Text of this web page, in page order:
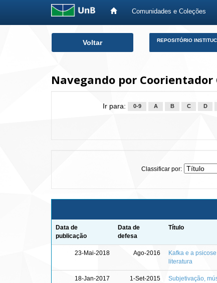
Comunidades e Coleções
Voltar REPOSITÓRIO
Navegando por
Ir para: 0-9 A B C D
Classificar por:
Data de
publicação
Data de
defesa
Título
23-Mai-2018 Ago-2016
Kafka e a
literatura
18-Jan-2017 1-Set-2015 Subjetivação,